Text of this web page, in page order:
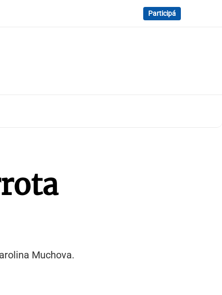
Participá
Muchova.